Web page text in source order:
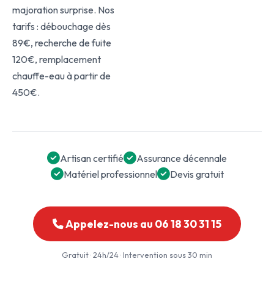
majoration surprise. Nos
tarifs : débouchage dès
89€, recherche de fuite
120€, remplacement
chauffe-eau à partir de
450€.
Artisan certifié
Assurance décennale
Matériel professionnel
Devis gratuit
Appelez-nous au 06 18 30 31 15
Gratuit · 24h/24 · Intervention sous 30 min